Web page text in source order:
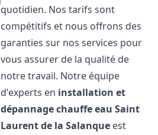
quotidien. Nos tarifs sont
compétitifs et nous offrons des
garanties sur nos services pour
vous assurer de la qualité de
notre travail. Notre équipe
d'experts en installation et
dépannage chauffe eau Saint
Laurent de la Salanque est